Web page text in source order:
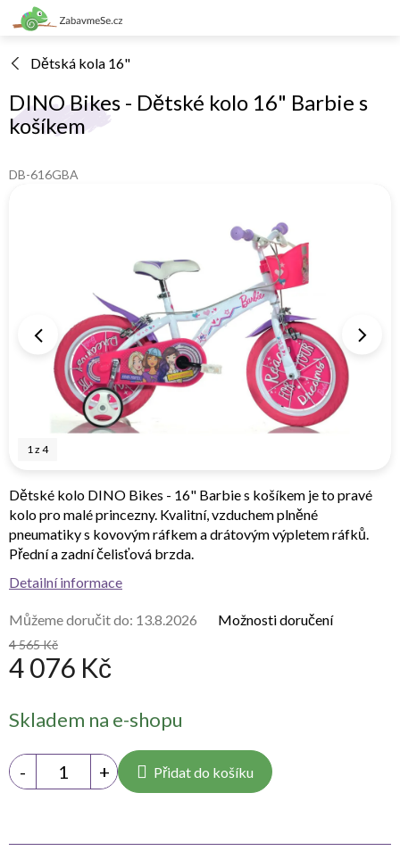
Přejít
na
Dětská kola 16"
DINO Bikes - Dětské kolo 16" Barbie s
košíkem
DB-616GBA
1z 4
4 565 Kč
4 076 Kč
cena:
Skladem na e-shopu
Můžeme doručit do: 13.8.2026 Možnosti doručení
Přidat do košíku
Dětské kolo DINO Bikes - 16" Barbie s košíkem je to pravé
kolo pro malé princezny. Kvalitní, vzduchem plněné
pneumatiky s kovovým ráfkem a drátovým výpletem ráfků.
Přední a zadní čelisťová brzda.
Detailní informace